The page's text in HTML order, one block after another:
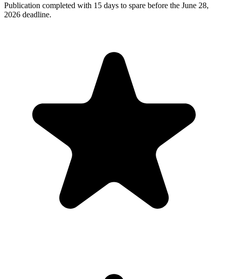
Publication completed with 15 days to spare before the June 28,
2026 deadline.